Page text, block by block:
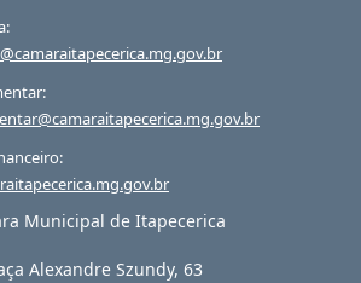
Municipal de Itapecerica
Alexandre Szundy, 63